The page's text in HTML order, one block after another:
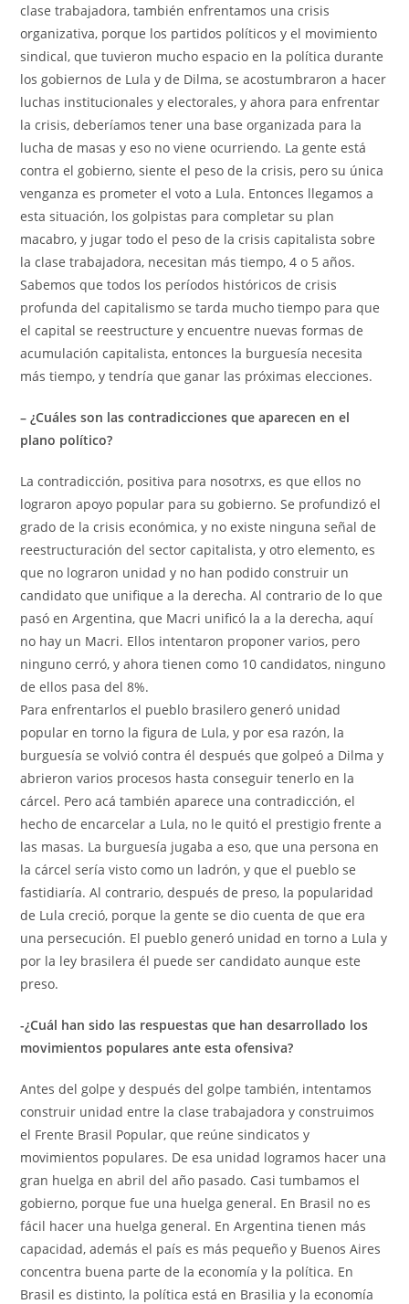
clase trabajadora, también enfrentamos una crisis
organizativa, porque los partidos políticos y el movimiento
sindical, que tuvieron mucho espacio en la política durante
los gobiernos de Lula y de Dilma, se acostumbraron a hacer
luchas institucionales y electorales, y ahora para enfrentar
la crisis, deberíamos tener una base organizada para la
lucha de masas y eso no viene ocurriendo. La gente está
contra el gobierno, siente el peso de la crisis, pero su única
venganza es prometer el voto a Lula. Entonces llegamos a
esta situación, los golpistas para completar su plan
macabro, y jugar todo el peso de la crisis capitalista sobre
la clase trabajadora, necesitan más tiempo, 4 o 5 años.
Sabemos que todos los períodos históricos de crisis
profunda del capitalismo se tarda mucho tiempo para que
el capital se reestructure y encuentre nuevas formas de
acumulación capitalista, entonces la burguesía necesita
más tiempo, y tendría que ganar las próximas elecciones.
– ¿Cuáles son las contradicciones que aparecen en el
plano político?
La contradicción, positiva para nosotrxs, es que ellos no
lograron apoyo popular para su gobierno. Se profundizó el
grado de la crisis económica, y no existe ninguna señal de
reestructuración del sector capitalista, y otro elemento, es
que no lograron unidad y no han podido construir un
candidato que unifique a la derecha. Al contrario de lo que
pasó en Argentina, que Macri unificó la a la derecha, aquí
no hay un Macri. Ellos intentaron proponer varios, pero
ninguno cerró, y ahora tienen como 10 candidatos, ninguno
de ellos pasa del 8%.
Para enfrentarlos el pueblo brasilero generó unidad
popular en torno la figura de Lula, y por esa razón, la
burguesía se volvió contra él después que golpeó a Dilma y
abrieron varios procesos hasta conseguir tenerlo en la
cárcel. Pero acá también aparece una contradicción, el
hecho de encarcelar a Lula, no le quitó el prestigio frente a
las masas. La burguesía jugaba a eso, que una persona en
la cárcel sería visto como un ladrón, y que el pueblo se
fastidiaría. Al contrario, después de preso, la popularidad
de Lula creció, porque la gente se dio cuenta de que era
una persecución. El pueblo generó unidad en torno a Lula y
por la ley brasilera él puede ser candidato aunque este
preso.
-¿Cuál han sido las respuestas que han desarrollado los
movimientos populares ante esta ofensiva?
Antes del golpe y después del golpe también, intentamos
construir unidad entre la clase trabajadora y construimos
el Frente Brasil Popular, que reúne sindicatos y
movimientos populares. De esa unidad logramos hacer una
gran huelga en abril del año pasado. Casi tumbamos el
gobierno, porque fue una huelga general. En Brasil no es
fácil hacer una huelga general. En Argentina tienen más
capacidad, además el país es más pequeño y Buenos Aires
concentra buena parte de la economía y la política. En
Brasil es distinto, la política está en Brasilia y la economía